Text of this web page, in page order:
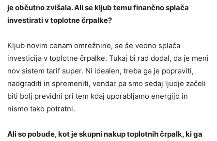
je občutno zvišala. Ali se kljub temu finančno splača
investirati v toplotne črpalke?
Kljub novim cenam omrežnine, se še vedno splača
investicija v toplotne črpalke. Tukaj bi rad dodal, da je meni
nov sistem tarif super. Ni idealen, treba ga je popraviti,
nadgraditi in spremeniti, vendar pa smo sedaj ljudje začeli
biti bolj previdni pri tem kdaj uporabljamo energijo in
nismo tako potratni.
Ali so pobude, kot je skupni nakup toplotnih črpalk, ki ga